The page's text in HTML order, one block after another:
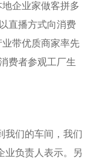
企业家做客拼多
直播方式向消费
带优质商家率先
费者参观工厂生
我们的车间，我们
业负责人表示。另